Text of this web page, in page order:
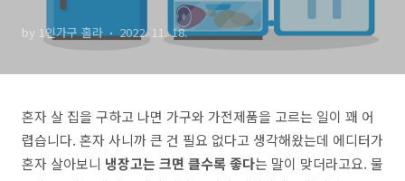
by 1인가구 홀라 2022. 11. 18.
혼자 살 집을 구하고 나면 가구와 가전제품을 고르는 일이 꽤 어
렵습니다. 혼자 사니까 큰 건 필요 없다고 생각해왔는데 에디터가
혼자 살아보니 냉장고는 크면 클수록 좋다는 말이 맞더라고요. 물